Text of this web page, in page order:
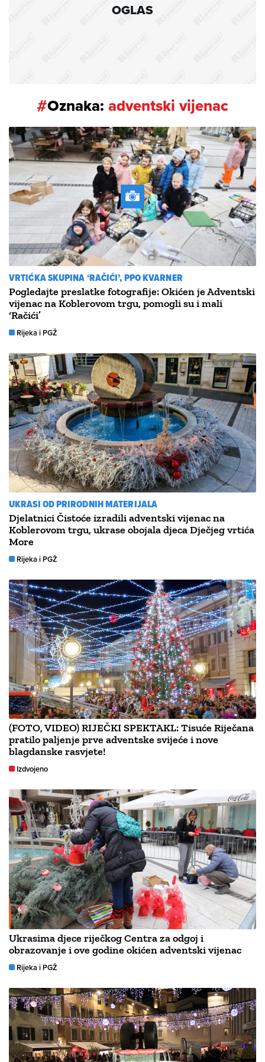
OGLAS
#Oznaka: adventski vijenac
VRTIĆKA SKUPINA ‘RAČIĆI’, PPO KVARNER
Pogledajte preslatke fotografije: Okićen je Adventski
vijenac na Koblerovom trgu, pomogli su i mali
‘Račići’
Rijeka i PGŽ
UKRASI OD PRIRODNIH MATERIJALA
Djelatnici Čistoće izradili adventski vijenac na
Koblerovom trgu, ukrase obojala djeca Dječjeg vrtića
More
Rijeka i PGŽ
(FOTO, VIDEO) RIJEČKI SPEKTAKL: Tisuće Riječana
pratilo paljenje prve adventske svijeće i nove
blagdanske rasvjete!
Izdvojeno
Ukrasima djece riječkog Centra za odgoj i
obrazovanje i ove godine okićen adventski vijenac
Rijeka i PGŽ